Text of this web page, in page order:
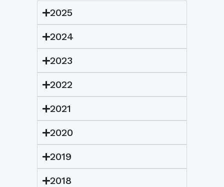
2025
2024
2023
2022
2021
2020
2019
2018